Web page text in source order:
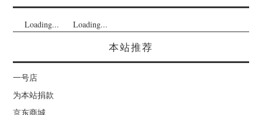
Loading... Loading...
本站推荐
一号店
为本站捐款
京东商城